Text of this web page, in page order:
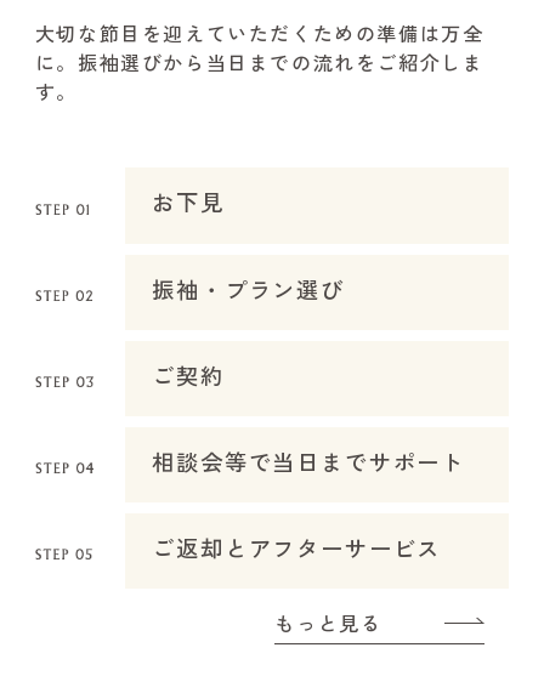
大切な節目を迎えていただくための準備は万全
に。振袖選びから当日までの流れをご紹介しま
す。
お下見
振袖・プラン選び
ご契約
相談会等で当日までサポート
ご返却とアフターサービス
もっと見る